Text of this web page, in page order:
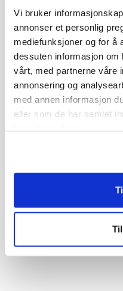
Vi bruker
annonser et personlig
mediefunksjoner og for å
dessuten informasjon om
vårt, med partnerne våre
annonsering og
med annen informasjon
eller som de har samlet